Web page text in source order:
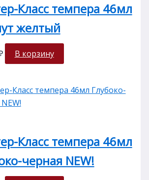
Класс темпера 46мл
желтый
В корзину
Класс темпера 46мл
черная NEW!